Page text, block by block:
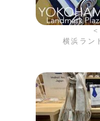
横浜ラン